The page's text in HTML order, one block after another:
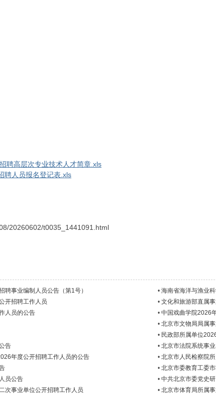
聘高层次专业技术人才简章.xls
聘人员报名登记表.xls
20260602/t0035_1441091.html
事业编制人员公告（第1号） • 海南省海洋与渔业
开招聘工作人员 • 文化和旅游部直属
人员的公告 • 中国戏曲学院2026
• 北京市文物局局属
• 民政部所属单位
告 • 北京市法院系统事
年度公开招聘工作人员的公告 • 北京市人民检察院
• 北京市委教育工委
员公告 • 中共北京市委党史
次事业单位公开招聘工作人员 • 北京市体育局所属